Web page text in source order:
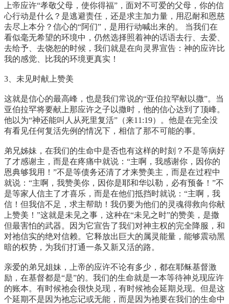
上帝应许“孝敬父母，使你得福”，面对不可爱的父母，你的信
心行动是什么？是逃避责任，还是求主加力量，用忍耐和恩慈
去尽上本分？信心的“阿们”，是用行动喊出来的。 当我们在
看似毫无希望的环境中，仍然选择照着神的话语去行、去爱、
去给予、去饶恕的时候，我们就是在向灵界宣告：神的应许比
我的感觉、比我的环境更真实！
3、未见时献上赞美
这就是信心的最高峰，也是我们常说的“亚伯拉罕献以撒”。当
亚伯拉罕将要献上那应许之子以撒时，他的信心达到了顶峰。
他以为“神还能叫人从死里复活”（来11:19）。他是在完全没
有看见任何复活先例的情况下，相信了那不可能的事。
弟兄姊妹，在我们的生命中是否也有这样的时刻？不是等病好
了才感谢主，而是在疼痛中就说：“主啊，我感谢你，因你的
恩典够我用！”不是等债务还清了才来赞美主，而是在过程中
就说：“主啊，我赞美你，因你是耶和华以勒，必有预备！”不
是等家人信主了才喜乐，而是在他们抵挡时就说：“主啊，我
信！但我信不足，求主帮助！我仍要为他们的灵魂得救向你献
上赞美！”这就是未见之事，这种在“未见之时”的赞美，是撒
但最害怕的武器。因为它宣告了我们对神主权的完全降服，和
对祂信实的绝对信赖。它释放出巨大的属灵能量，能够震动黑
暗的权势，为我们打通一条又新又活的路。
亲爱的弟兄姐妹，上帝的应许不论有多少，都在耶稣基督激
励，在基督都是“是”的。我们的生命就是一本等待神兑现应许
的账本。有时候祂会很快兑现，有时候祂会延期兑现。但是这
个延期不是因为祂忘记或无能，而是因为祂要在我们的生命中